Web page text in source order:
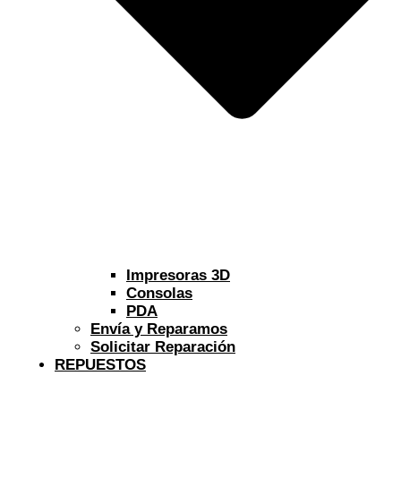
Impresoras 3D
Consolas
PDA
Envía y Reparamos
Solicitar Reparación
REPUESTOS